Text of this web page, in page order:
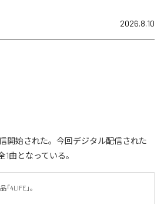
2026.8.10
信開始された。今回デジタル配信された
1曲となっている。
4LIFE」。